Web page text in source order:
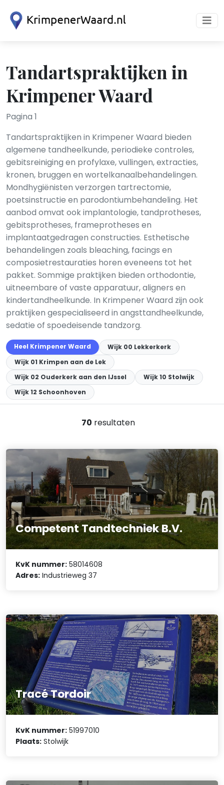
Tandartspraktijken in
Krimpener Waard
Pagina 1
Tandartspraktijken in Krimpener Waard bieden
algemene tandheelkunde, periodieke controles,
gebitsreiniging en profylaxe, vullingen, extracties,
kronen, bruggen en wortelkanaalbehandelingen.
Mondhygiënisten verzorgen tartrectomie,
poetsinstructie en parodontiumbehandeling. Het
aanbod omvat ook implantologie, tandprotheses,
gebitsprotheses, frameprotheses en
implantaatgedragen constructies. Esthetische
behandelingen zoals bleaching, facings en
composietrestauraties horen eveneens tot het
pakket. Sommige praktijken bieden orthodontie,
uitneembare of vaste apparatuur, aligners en
kindertandheelkunde. In Krimpener Waard zijn ook
praktijken gespecialiseerd in angsttandheelkunde,
sedatie of spoedeisende tandzorg.
Heel Krimpener Waard
Wijk 00 Lekkerkerk
Wijk 01 Krimpen aan de Lek
Wijk 02 Ouderkerk aan den IJssel
Wijk 10 Stolwijk
Wijk 12 Schoonhoven
70 resultaten
Competent Tandtechniek B.V.
KvK nummer: 58014608
Adres: Industrieweg 37
Tracé Tordoir
KvK nummer: 51997010
Plaats: Stolwijk